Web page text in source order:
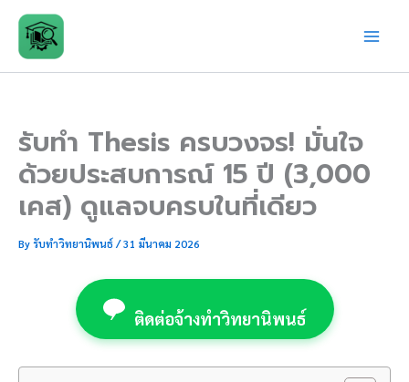
content
รับทำ Thesis ครบวงจร! มั่นใจ
ด้วยประสบการณ์ 15 ปี (3,000
เคส) ดูแลจบครบในที่เดียว
Byรับทำวิทยานิพนธ์/31 มีนาคม 2026
ติดต่อจ้างทำวิทยานิพนธ์